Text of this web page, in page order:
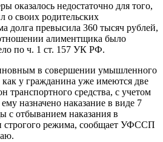
оказалось недостаточно для того,
своих родительских
долга превысила 360 тысяч рублей,
алиментщика было
по ч. 1 ст. 157 УК РФ.
в совершении умышленного
у гражданина уже имеются две
транспортного средства, с учетом
назначено наказание в виде 7
с отбыванием наказания в
строгого режима, сообщает УФССП